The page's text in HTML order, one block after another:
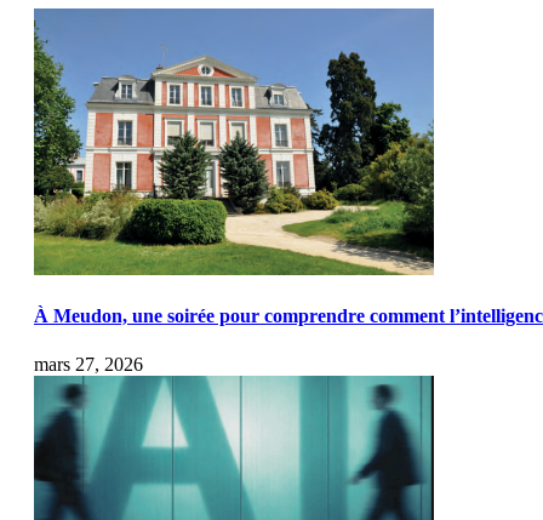
À Meudon, une soirée pour comprendre comment
mars 27, 2026